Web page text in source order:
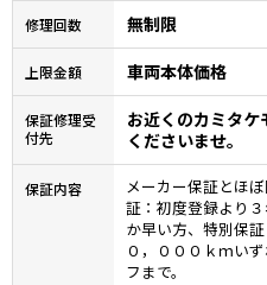
修理回数 無制限
上限金額 車両本体価格
保証修理受
付先
お近くのカミタケ
くださいませ。
保証内容
メーカー保証とほ
証：初度登録より
か早い方、特別保
０，０００ｋｍい
フまで。